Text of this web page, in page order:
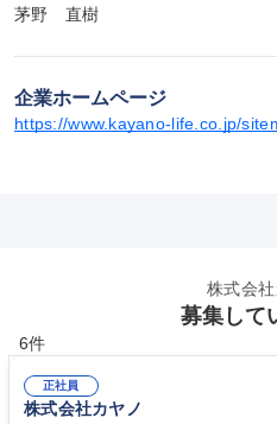
茅野　直樹
企業ホームページ
https://www.kayano-life.co.jp/
株式会社
募集して
6件
正社員
株式会社カヤノ